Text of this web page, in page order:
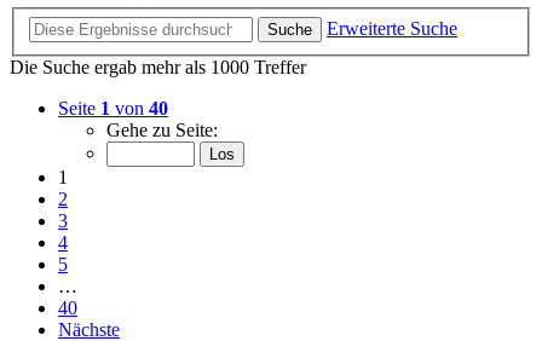
Suche
Erweiterte Suche
Die Suche ergab mehr als 1000 Treffer
Seite 1 von 40
Gehe zu Seite:
1
2
3
4
5
…
40
Nächste